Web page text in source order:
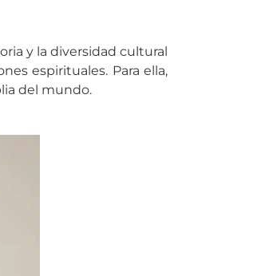
y la diversidad cultural
espirituales. Para ella,
del mundo.